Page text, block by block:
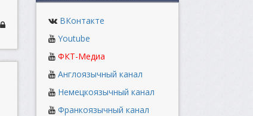
ВКонтакте
Youtube
ФКТ-Медиа
Англоязычный канал
Немецкоязычный канал
Франкоязычный канал